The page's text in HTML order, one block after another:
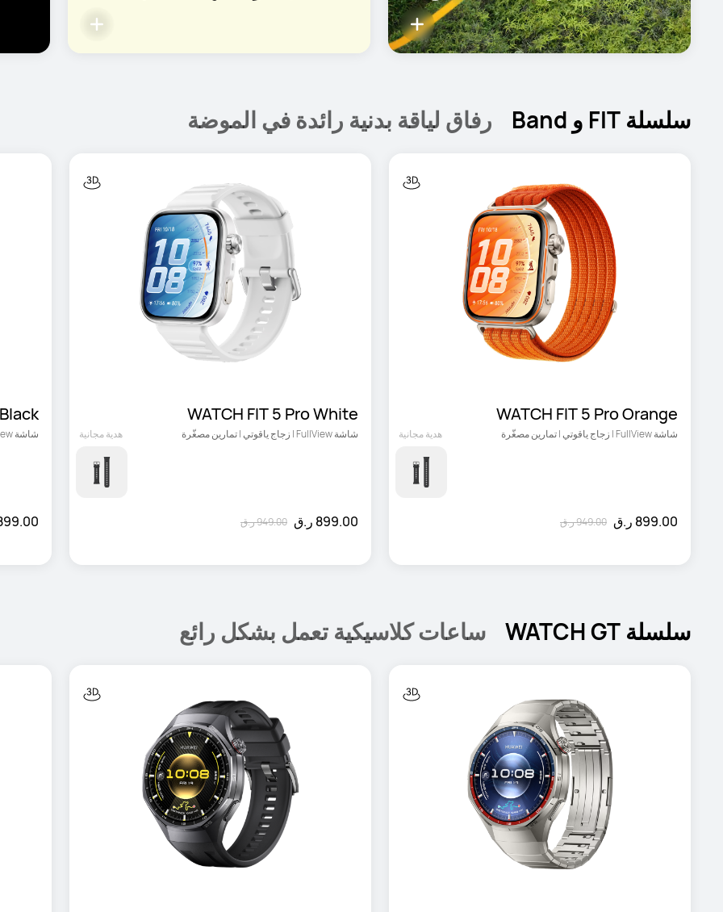
سلسلة FIT و Band رفاق لياقة بدنية رائدة في الموضة
WATCH FIT 5 Pro Orange
شاشة FullView | زجاج ياقوتي | تمارين مصغّرة
899.00 ر.ق 949.00 ر.ق
هدية مجانية
WATCH FIT 5 Pro White
شاشة FullView | زجاج ياقوتي | تمارين مصغّرة
899.00 ر.ق 949.00 ر.ق
هدية مجانية شاشة FullView | زجاج ياقوتي | تمارين مصغّرة
899.00
سلسلة WATCH GT ساعات كلاسيكية تعمل بشكل رائع